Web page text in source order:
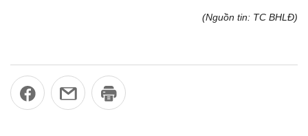
(Nguồn tin: TC BHLĐ)